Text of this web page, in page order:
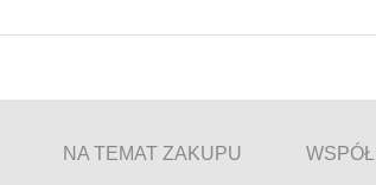
NA TEMAT ZAKUPU